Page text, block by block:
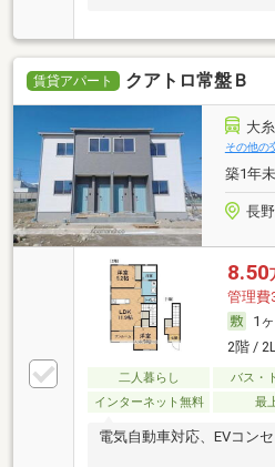
賃貸アパート クアトロ常盤Ｂ
大
その他の
築1年
長
8.50
管理費
1
2階 /
二人暮らし バス・
インターネット無料
最
電気自動車対応、EVコン